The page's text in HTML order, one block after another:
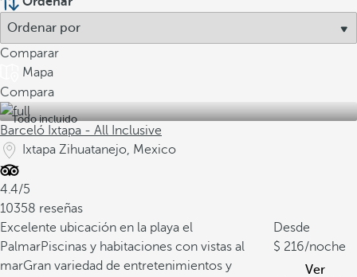
Comparar
Mapa
Compara
Todo incluido
Barceló Ixtapa - All Inclusive
Ixtapa Zihuatanejo, Mexico
4.4/5
10358 reseñas
Excelente ubicación en la playa el
PalmarPiscinas y habitaciones con vistas al
marGran variedad de entretenimientos y
Desde
216/noche
Ver